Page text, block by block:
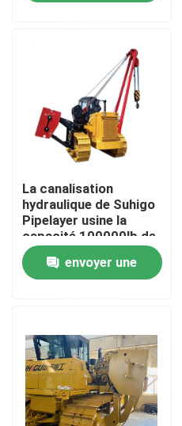
La canalisation
hydraulique de Suhigo
Pipelayer usine la
capacité 100000lb de
levage
envoyer une